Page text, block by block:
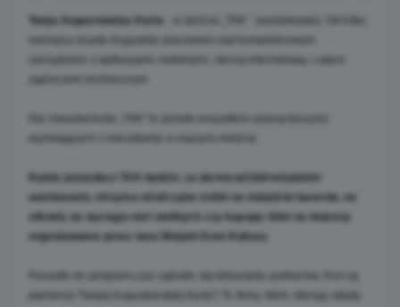
Twoja Augustowska Karta
miesięcy miasto Augustów pracowało nad kompleksowym
narzędziem z aplikacjami mobilnymi, stroną internetową i całym
zapleczem technicznym.
wynikających z mieszkania w naszym mieście.
Każdy posiadacz TAK będzie:
za darmo jeździł miejskimi
autobusami, otrzyma atrakcyjne zniżki na miejskim basenie, na
siłowni, na wyciągu nart wodnych czy kupując bilet na imprezy
organizowane przez nasz Miejski Dom Kultury.
partnerzy Twojej Augustowskiej Karty? To firmy, które oferują rabaty